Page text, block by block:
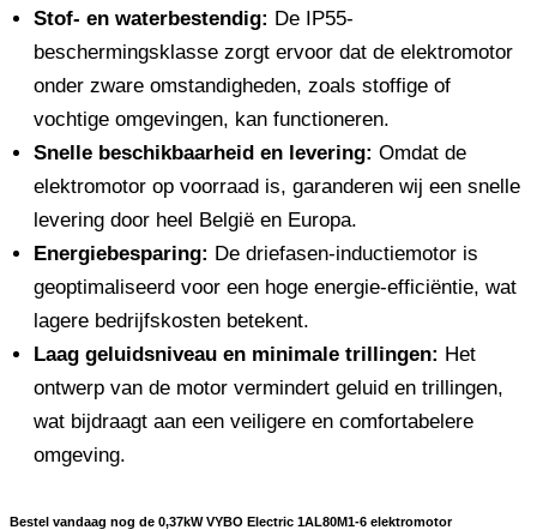
Stof- en waterbestendig: De IP55-
beschermingsklasse zorgt ervoor dat de elektromotor
onder zware omstandigheden, zoals stoffige of
vochtige omgevingen, kan functioneren.
Snelle beschikbaarheid en levering: Omdat de
elektromotor op voorraad is, garanderen wij een snelle
levering door heel België en Europa.
Energiebesparing: De driefasen-inductiemotor is
geoptimaliseerd voor een hoge energie-efficiëntie, wat
lagere bedrijfskosten betekent.
Laag geluidsniveau en minimale trillingen: Het
ontwerp van de motor vermindert geluid en trillingen,
wat bijdraagt ​​aan een veiligere en comfortabelere
omgeving.
Bestel vandaag nog de 0,37kW VYBO Electric 1AL80M1-6 elektromotor